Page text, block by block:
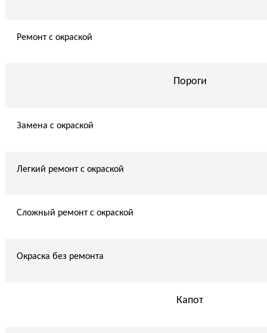
Ремонт с окраской
Пороги
Замена с окраской
Легкий ремонт с окраской
Сложный ремонт с окраской
Окраска без ремонта
Капот